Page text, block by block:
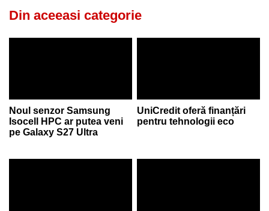
Din aceeasi categorie
Noul senzor Samsung
Isocell HPC ar putea veni
pe Galaxy S27 Ultra
UniCredit oferă finanțări
pentru tehnologii eco